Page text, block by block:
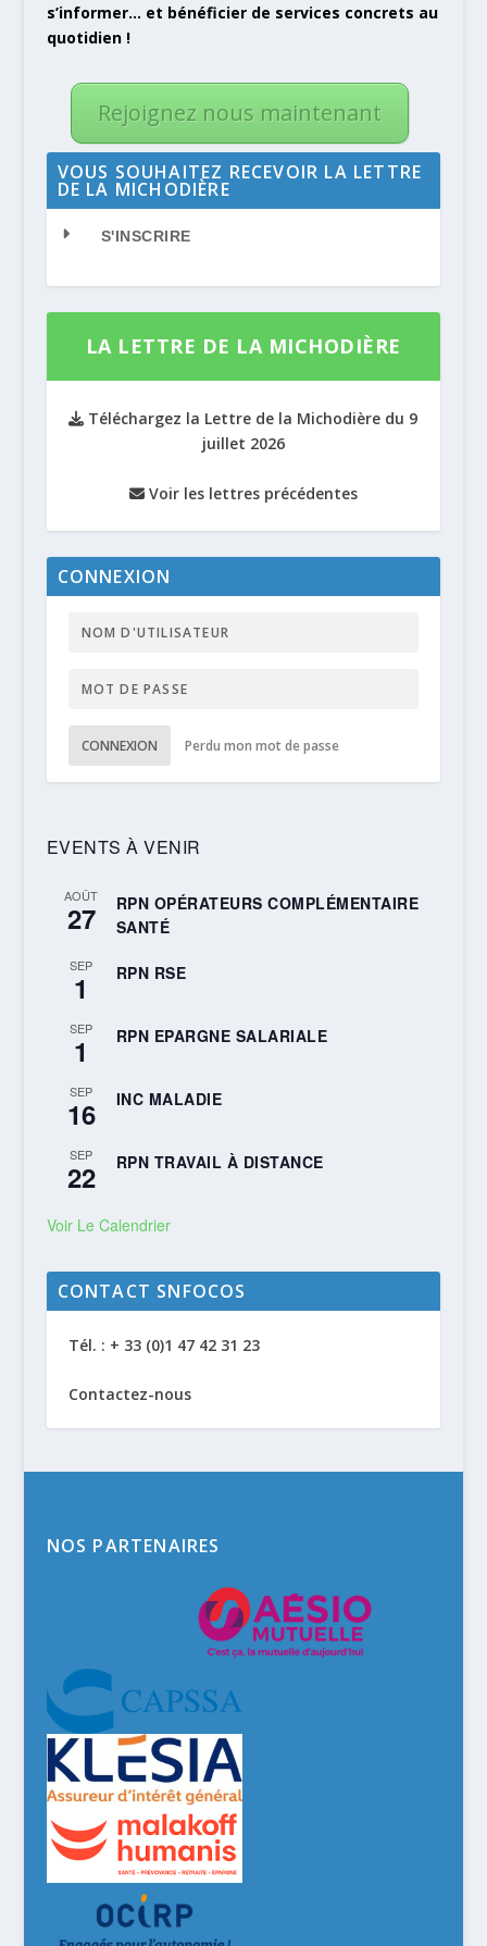
s’informer… et bénéficier de services concrets au
quotidien !
Rejoignez nous maintenant
VOUS SOUHAITEZ RECEVOIR LA LETTRE
DE LA MICHODIÈRE
S'INSCRIRE
LA LETTRE DE LA MICHODIÈRE
Téléchargez la Lettre de la Michodière du 9
juillet 2026
Voir les lettres précédentes
CONNEXION
CONNEXION Perdu mon mot de passe
EVENTS À VENIR
AOÛT
27
RPN OPÉRATEURS COMPLÉMENTAIRE
SANTÉ
SEP
1 RPN RSE
SEP
1 RPN EPARGNE SALARIALE
SEP
16 INC MALADIE
SEP
22 RPN TRAVAIL À DISTANCE
Voir Le Calendrier
CONTACT SNFOCOS
Tél. : + 33 (0)1 47 42 31 23
Contactez-nous
NOS PARTENAIRES